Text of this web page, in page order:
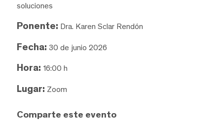
soluciones
Ponente: Dra. Karen Sclar Rendón
Fecha: 30 de junio 2026
Hora: 16:00 h
Lugar: Zoom
Comparte este evento